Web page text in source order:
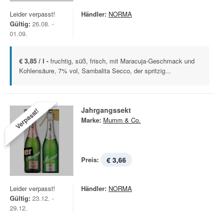
Leider verpasst!
Gültig: 26.08. -
01.09.
Händler: NORMA
€ 3,85 / l - fruchtig, süß, frisch, mit Maracuja-Geschmack und
Kohlensäure, 7% vol, Sambalita Secco, der spritzig...
Verpasst! Jahrgangssekt
Marke: Mumm & Co.
Preis: € 3,66
Leider verpasst!
Gültig: 23.12. -
29.12.
Händler: NORMA